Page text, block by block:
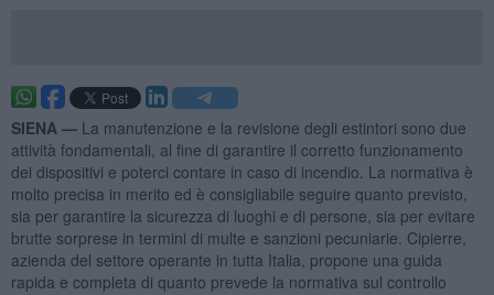
SIENA — La manutenzione e la revisione degli estintori sono due
attività fondamentali, al fine di garantire il corretto funzionamento
dei dispositivi e poterci contare in caso di incendio. La normativa è
molto precisa in merito ed è consigliabile seguire quanto previsto,
sia per garantire la sicurezza di luoghi e di persone, sia per evitare
brutte sorprese in termini di multe e sanzioni pecuniarie. Cipierre,
azienda del settore operante in tutta Italia, propone una guida
rapida e completa di quanto prevede la normativa sul controllo